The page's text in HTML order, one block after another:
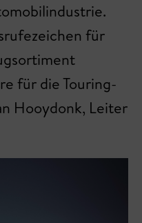
für
für die Touring-
Hooydonk, Leiter